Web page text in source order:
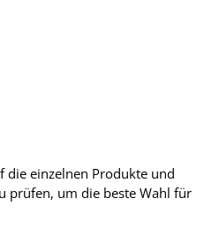
die einzelnen Produkte und
prüfen, um die beste Wahl für